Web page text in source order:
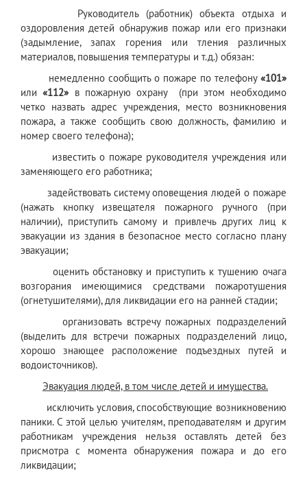
Руководитель (работник) объекта отдыха и
оздоровления детей обнаружив пожар или его признаки
(задымление, запах горения или тления различных
материалов, повышения температуры и т.д.) обязан:
немедленно сообщить о пожаре по телефону «101»
или«112» в пожарную охрану (при этом необходимо
четко назвать адрес учреждения, место возникновения
пожара, а также сообщить свою должность, фамилию и
номер своего телефона);
известить о пожаре руководителя учреждения или
заменяющего его работника;
задействовать систему оповещения людей о пожаре
(нажать кнопку извещателя пожарного ручного (при
наличии), приступить самому и привлечь других лиц к
эвакуации из здания в безопасное место согласно плану
эвакуации;
оценить обстановку и приступить к тушению очага
возгорания имеющимися средствами пожаротушения
(огнетушителями), для ликвидации его на ранней стадии;
организовать встречу пожарных подразделений
(выделить для встречи пожарных подразделений лицо,
хорошо знающее расположение подъездных путей и
водоисточников).
Эвакуация людей, в том числе детей и имущества.
исключить условия, способствующие возникновению
паники. С этой целью учителям, преподавателям и другим
работникам учреждения нельзя оставлять детей без
присмотра с момента обнаружения пожара и до его
ликвидации;